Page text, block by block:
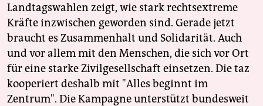
Landtagswahlen zeigt, wie stark rechtsextreme
Kräfte inzwischen geworden sind. Gerade jetzt
braucht es Zusammenhalt und Solidarität. Auch
und vor allem mit den Menschen, die sich vor Ort
für eine starke Zivilgesellschaft einsetzen. Die taz
kooperiert deshalb mit "Alles beginnt im
Zentrum". Die Kampagne unterstützt bundesweit